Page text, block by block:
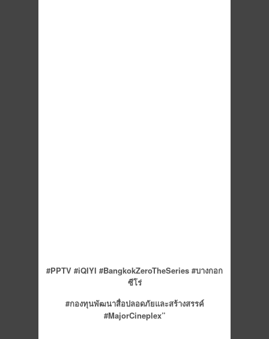
#PPTV #iQIYI #BangkokZeroTheSeries #บางกอก
ซีโร่
#กองทุนพัฒนาสื่อปลอดภัยและสร้างสรรค์
#MajorCineplex”